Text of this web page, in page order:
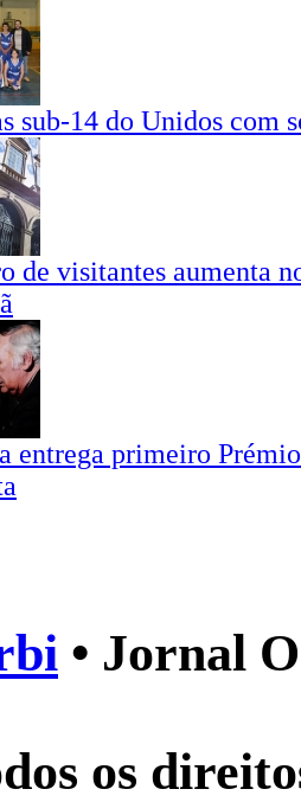
sub-14 do Unidos com
de visitantes aumenta
entrega primeiro
• Jornal
os